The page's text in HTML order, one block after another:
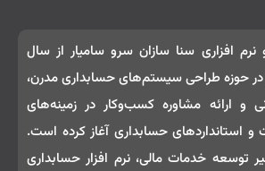
افزاری سنا سازان سرو سامیار از سال
را در حوزه طراحی سیستم‌های حسابداری مدرن،
و ارائه مشاوره کسب‌وکار در زمینه‌های
و استانداردهای حسابداری آغاز کرده است.
توسعه خدمات مالی، نرم‌ افزار حسابداری